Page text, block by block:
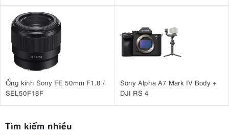
Ống kính Sony FE 50mm F1.8 /
SEL50F18F
Sony Alpha A7 Mark IV Body +
DJI RS 4
Tìm kiếm nhiều